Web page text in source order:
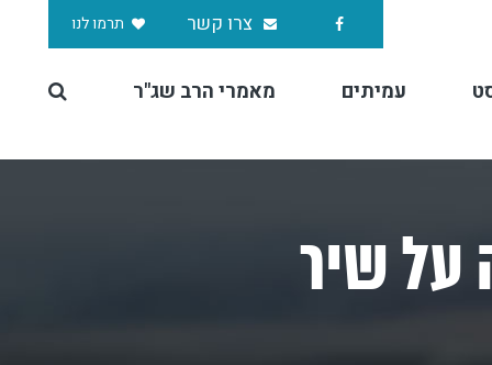
תרמו לנו צרו קשר
עמיתים מאמרי הרב שג"ר
שיר